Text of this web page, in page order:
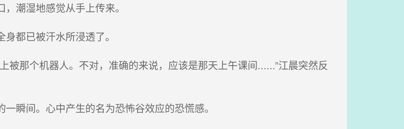
潮湿地感觉从手上传来。
都已被汗水所浸透了。
那个机器人。不对，准确的来说，应该是那天上午课间......”江晨突然反
瞬间。心中产生的名为恐怖谷效应的恐慌感。